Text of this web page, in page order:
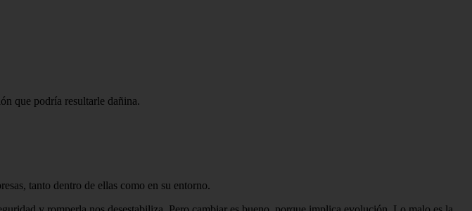
que podría resultarle dañina.
tanto dentro de ellas como en su entorno.